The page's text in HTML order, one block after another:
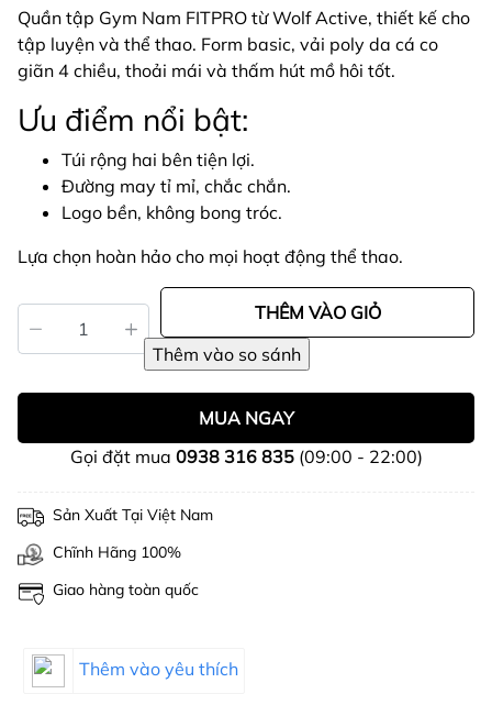
Quần tập Gym Nam FITPRO từ Wolf Active, thiết kế cho
tập luyện và thể thao. Form basic, vải poly da cá co
giãn 4 chiều, thoải mái và thấm hút mồ hôi tốt.
Ưu điểm nổi bật:
Túi rộng hai bên tiện lợi.
Đường may tỉ mỉ, chắc chắn.
Logo bền, không bong tróc.
Lựa chọn hoàn hảo cho mọi hoạt động thể thao.
THÊM VÀO GIỎ
MUA NGAY
Gọi đặt mua 0938 316 835(09:00 - 22:00)
Sản Xuất Tại Việt Nam
Chĩnh Hãng 100%
Giao hàng toàn quốc
Thêm vào yêu thích